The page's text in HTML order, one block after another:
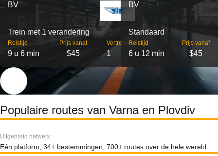
BV
Trein met 1 verandering
Reistijd
9 u 6 min
Prijs vanaf
$45
Vertrekken
1
BV
Standaard
Reistijd
6 u 12 min
Prijs vanaf
$45
Populaire routes van Varna en Plovdiv
Uitgebreid netwerk
Eén platform, 34+ bestemmingen, 700+ routes over de hele wereld.